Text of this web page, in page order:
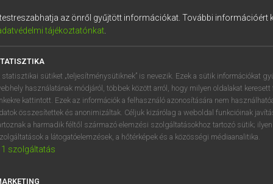
műszaki szótár
VAN ELŐFIZETÉSED?
megtekintéséhez.
az önről gyűjtött információkat. További információért
tájékoztatónkat.
statisztikai sütiket „teljesítménysütiknek” is nevezik. Ezek a sütik információkat
használatának módjáról, többek között arról, hogy milyen oldalakat keresett
kattintott. Ezek az információk a felhasználó azonosítására nem
összesítettek és anonimizáltak. Céljuk kizárólag a weboldal funkcióinak
a harmadik féltől származó elemzési szolgáltatásokhoz tartozó sütik;
a látogatóelemzések, a hőtérképek és a közösségi médiaanalitika.
1 szolgáltatás
DE CN FR ES IT NL
1 2 3 4 5 6 7 8 9
q w e r t z u i
a s d f g h j k l é
í y x c v b n m , .